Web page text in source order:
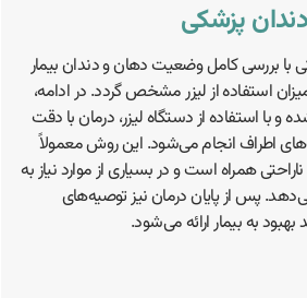
پزشکی
با بررسی کامل وضعیت دهان و دندان بیمار
استفاده از لیزر مشخص گردد. در ادامه،
و با استفاده از دستگاه لیزر، درمان با دقت
اطراف انجام می‌شود. این روش معمولاً
همراه است و در بسیاری از موارد نیاز به
پس از پایان درمان نیز توصیه‌های
بهبود به بیمار ارائه می‌شود.